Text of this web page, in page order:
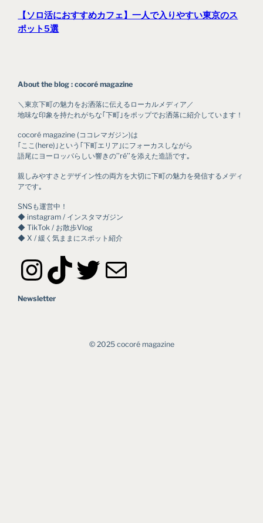
【ソロ活におすすめカフェ】一人で入りやすい東京のス
ポット5選
About the blog : cocoré magazine
＼東京下町の魅力をお洒落に伝えるローカルメディア／
地味な印象を持たれがちな｢下町｣をポップでお洒落に紹介しています！
cocoré magazine (ココレマガジン)は
｢ここ(here)｣という｢下町エリア｣にフォーカスしながら
語尾にヨーロッパらしい響きの’’ré’’を添えた造語です｡
親しみやすさとデザイン性の両方を大切に下町の魅力を発信するメディ
アです｡
SNSも運営中！
◆ instagram / インスタマガジン
◆ TikTok / お散歩Vlog
◆ X / 緩く気ままにスポット紹介
InstagramTikTok Twitter メール
Newsletter
©︎ 2025 cocoré magazine